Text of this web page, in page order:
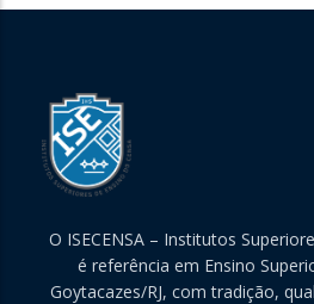
O ISECENSA – Institutos
é referência em Ensino
Goytacazes/RJ, com tradição,